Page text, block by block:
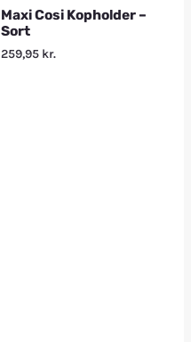
Maxi Cosi Kopholder –
Sort
259,95 kr.